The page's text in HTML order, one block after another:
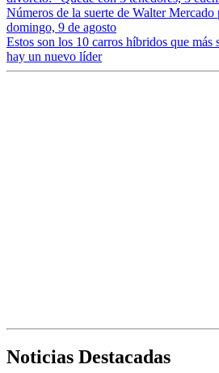
Números de la suerte de Walter Mercado
domingo, 9 de agosto
Estos son los 10 carros híbridos que más
hay un nuevo líder
Noticias Destacadas